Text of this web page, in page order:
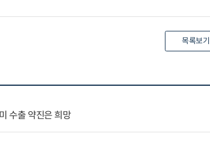
목록보기
수출 약진은 희망